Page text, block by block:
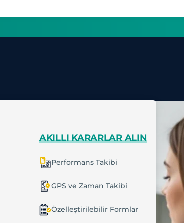
AKILLI KARARLAR ALIN
Performans Takibi
GPS ve Zaman Takibi
Özelleştirilebilir Formlar